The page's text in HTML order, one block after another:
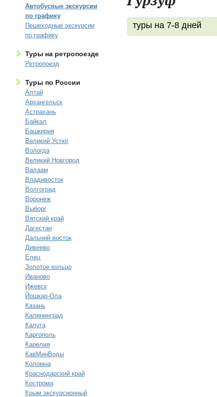
Автобусные экскурсии
по графику
Пешеходные экскурсии
по графику
Туры на ретропоезде
Ретропоезд
Туры по России
Алтай
Архангельск
Астрахань
Байкал
Башкирия
Великий Устюг
Вологда
Великий Новгород
Валаам
Владивосток
Волгоград
Воронеж
Выборг
Вятский край
Дагестан
Дальний восток
Дивеево
Елец
Золотое кольцо
Иваново
Ижевск
Йошкар-Ола
Казань
Калининград
Калуга
Каргополь
Карелия
КавМинВоды
Коломна
Краснодарский край
Кострома
Крым экскурсионный
туры на 7-8 дней